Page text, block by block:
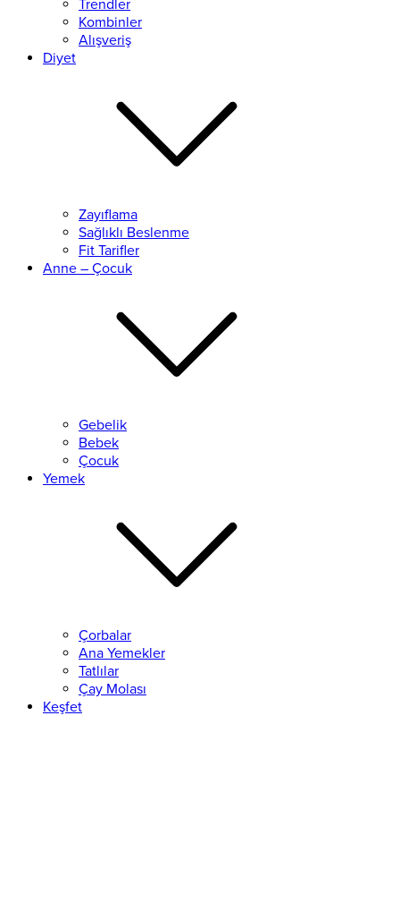
Trendler
Kombinler
Alışveriş
Diyet
Zayıflama
Sağlıklı Beslenme
Fit Tarifler
Anne – Çocuk
Gebelik
Bebek
Çocuk
Yemek
Çorbalar
Ana Yemekler
Tatlılar
Çay Molası
Keşfet